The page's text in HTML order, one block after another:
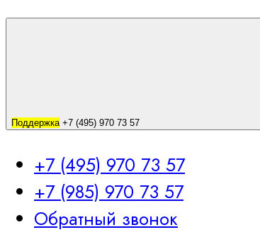
Поддержка+7 (495) 970 73 57
+7 (495) 970 73 57
+7 (985) 970 73 57
Обратный звонок